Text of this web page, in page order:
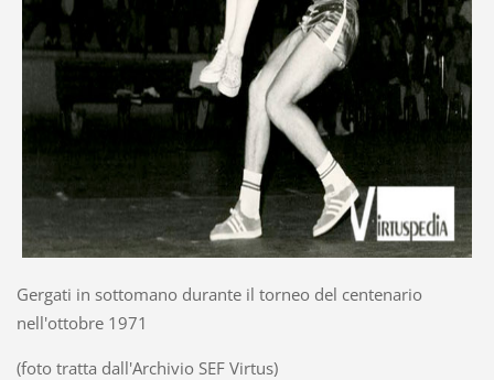
Gergati in sottomano durante il torneo del centenario
nell'ottobre 1971
(foto tratta dall'Archivio SEF Virtus)